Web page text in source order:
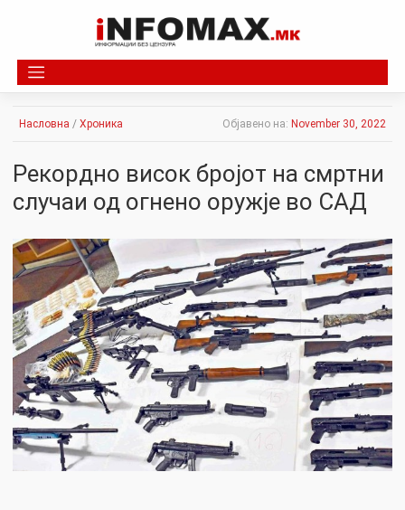
Насловна / Хроника Објавено на: November 30, 2022
Рекордно висок бројот на смртни
случаи од огнено оружје во САД